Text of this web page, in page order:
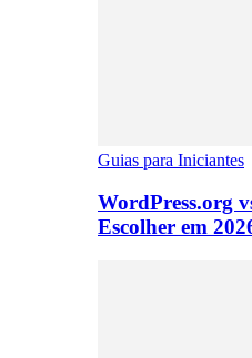
Guias para Iniciantes
WordPress.org
Escolher em